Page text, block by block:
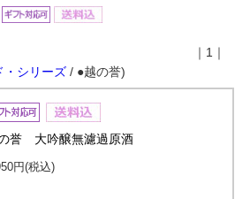
｜1｜
・シリーズ/ ●越の誉)
誉 大吟醸無濾過原酒
円(税込)